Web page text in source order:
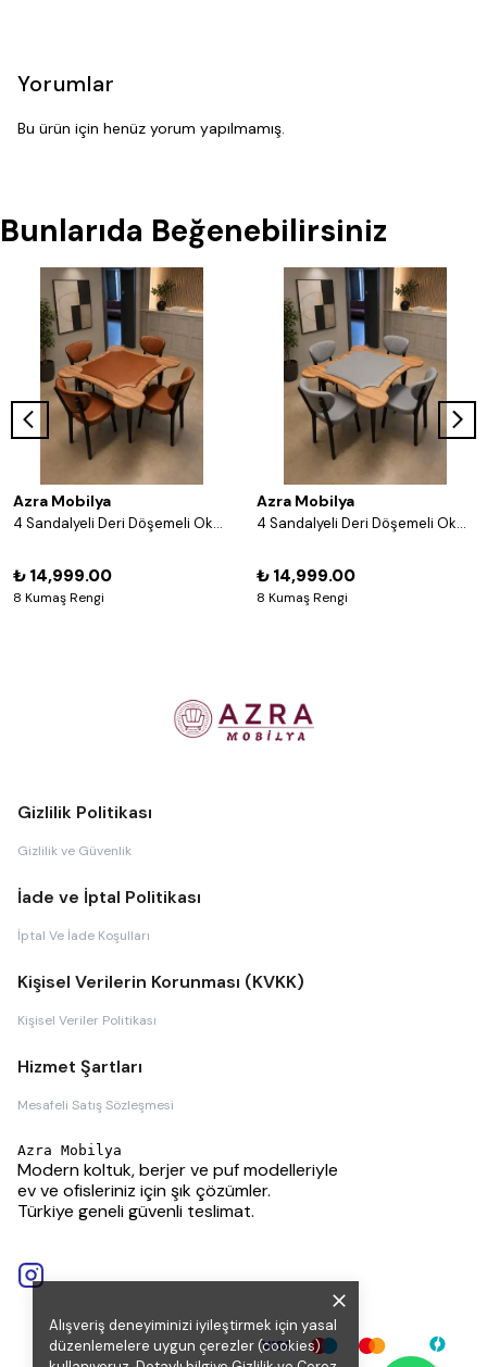
Alışveriş deneyiminizi iyileştirmek için yasal
düzenlemelere uygun çerezler (cookies)
Yorumlar
Bu ürün için henüz yorum yapılmamış.
Bunlarıda Beğenebilirsiniz
Azra Mobilya
4 Sandalyeli Deri Döşemeli Okey Masası Takımı – 8 Renk Seçenekli Ahşap Masa ve Sandalye Seti - Acı Kahve
₺ 14,999.00
8 Kumaş Rengi
Azra Mobilya
4 Sandalyeli Deri Döşemeli Okey Masası Takımı – 8 Renk Seçenekli Ahşap Masa ve Sandalye Seti - Gri
₺ 14,999.00
8 Kumaş Rengi
Gizlilik Politikası
Gizlilik ve Güvenlik
İade ve İptal Politikası
İptal Ve İade Koşulları
Kişisel Verilerin Korunması (KVKK)
Kişisel Veriler Politikası
Hizmet Şartları
Mesafeli Satış Sözleşmesi
Azra Mobilya
Modern koltuk, berjer ve puf modelleriyle
ev ve ofisleriniz için şık çözümler.
Türkiye geneli güvenli teslimat.